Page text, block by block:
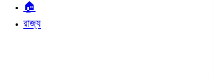
🏠︎
রাজ্য